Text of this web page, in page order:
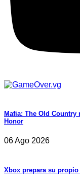
Mafia: The Old
Honor
06 Ago 2026
Xbox prepara su